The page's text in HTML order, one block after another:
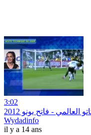
3:02
العالمي - فاتح يونو 2012
Wydadinfo
il y a 14 ans